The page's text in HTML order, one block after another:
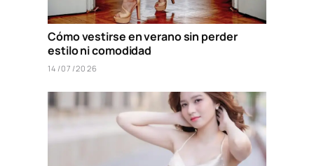
Cómo vestirse en verano sin perder
estilo ni comodidad
14/07/2026